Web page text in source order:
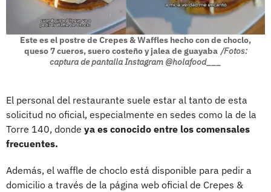
Este es el postre de Crepes & Waffles hecho con de choclo,
queso 7 cueros, suero costeño y jalea de guayaba /Fotos:
captura de pantalla Instagram @holafood___
El personal del restaurante suele estar al tanto de esta
solicitud no oficial, especialmente en sedes como la de la
Torre 140, donde ya es conocido entre los comensales
frecuentes.
Además, el waffle de choclo está disponible para pedir a
domicilio a través de la página web oficial de Crepes &